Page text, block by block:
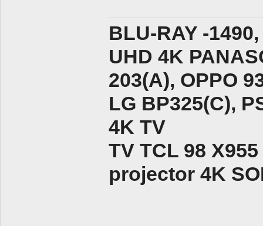
BLU-RAY -
UHD 4K
203(A), ОPPO
LG BP325(C),
4K TV
TV TCL 98 X955
projector 4K